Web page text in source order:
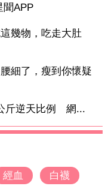
聞APP
幾物，吃走大肚
細了，瘦到你懷疑
斤逆天比例 網...
經血 白襪